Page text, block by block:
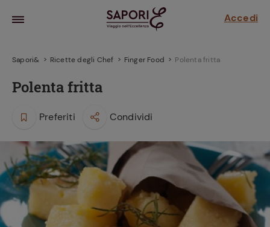
Accedi
la frutta
sensi di
Sapori& Ricette degli Chef Finger Food Polenta fritta
Polenta fritta
Preferiti Condividi